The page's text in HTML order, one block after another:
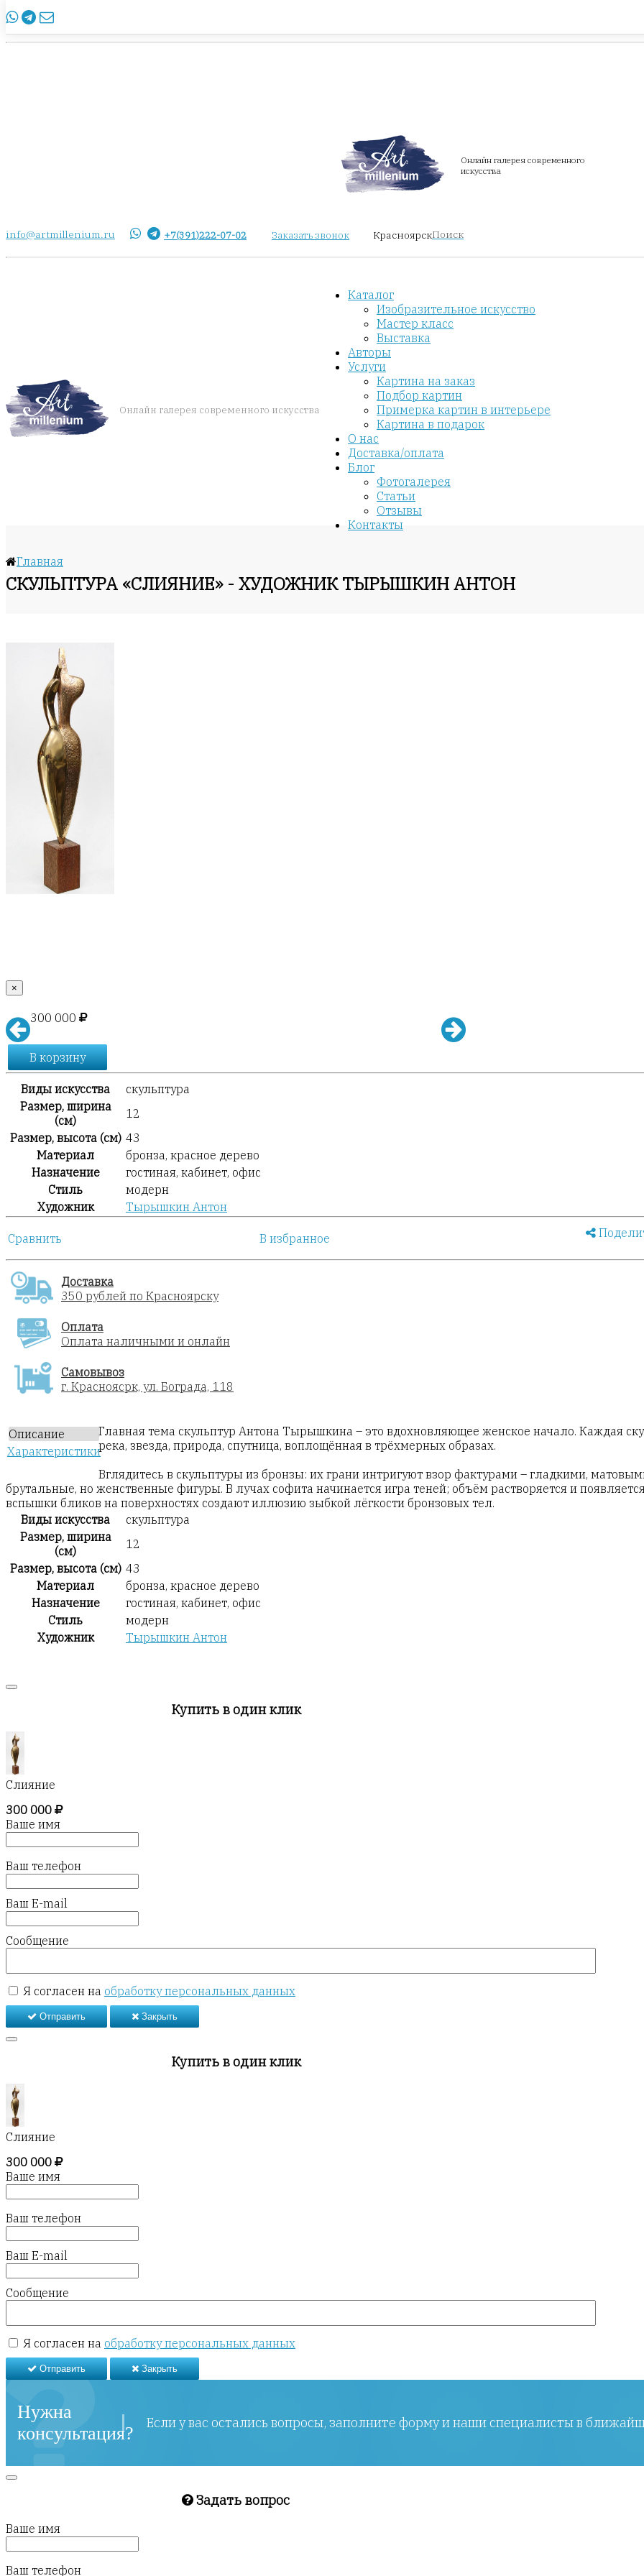
info@artmillenium.ru
Онлайн галерея современного
искусства
info@artmillenium.ru +7(391)222-07-02 Заказать звонок КрасноярскПоиск
Онлайн галерея современного искусства
Каталог
Изобразительное искусство
Мастер класс
Выставка
Авторы
Услуги
Картина на заказ
Подбор картин
Примерка картин в интерьере
Картина в подарок
О нас
Доставка/оплата
Блог
Фотогалерея
Статьи
Отзывы
Контакты
Главная
СКУЛЬПТУРА «СЛИЯНИЕ» - ХУДОЖНИК ТЫРЫШКИН АНТОН
×
300 000
В корзину
Виды искусства
скульптура
Размер, ширина
(см)
12
Размер, высота (см) 43
Материал
бронза, красное дерево
Назначение
гостиная, кабинет, офис
Стиль
модерн
Художник
Тырышкин Антон
Сравнить В избранное
Доставка
350 рублей по Красноярску
Оплата
Оплата наличными и онлайн
Самовывоз
г. Красноясрк, ул. Бограда, 118
Описание
Характеристики
Главная тема скульптур Антона Тырышкина – это вдохновляющее женское начало. Каждая
река, звезда, природа, спутница, воплощённая в трёхмерных образах.
Вглядитесь в скульптуры из бронзы: их грани интригуют взор фактурами – гладкими,
брутальные, но женственные фигуры. В лучах софита начинается игра теней; объём растворяется и
вспышки бликов на поверхностях создают иллюзию зыбкой лёгкости бронзовых тел.
Виды искусства
скульптура
Размер, ширина
(см)
12
Размер, высота (см) 43
Материал
бронза, красное дерево
Назначение
гостиная, кабинет, офис
Стиль
модерн
Художник
Тырышкин Антон
Купить в один клик
Слияние
300 000
Ваше имя
Ваш телефон
Ваш E-mail
Сообщение
Я согласен на обработку персональных данных
Отправить Закрыть
Купить в один клик
Слияние
300 000
Ваше имя
Ваш телефон
Ваш E-mail
Сообщение
Я согласен на обработку персональных данных
Отправить Закрыть
Нужна
консультация?
Если у вас остались вопросы, заполните форму и наши специалисты в
Задать вопрос
Ваше имя
Ваш телефон